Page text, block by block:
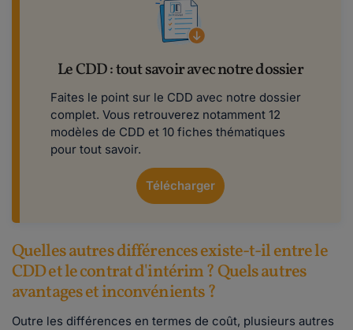
Le CDD : tout savoir avec notre dossier
Faites le point sur le CDD avec notre dossier
complet. Vous retrouverez notamment 12
modèles de CDD et 10 fiches thématiques
pour tout savoir.
Télécharger
Quelles autres différences existe-t-il entre le
CDD et le contrat d'intérim ? Quels autres
avantages et inconvénients ?
Outre les différences en termes de coût, plusieurs autres